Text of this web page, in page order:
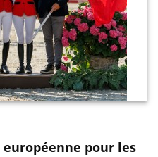
pour les